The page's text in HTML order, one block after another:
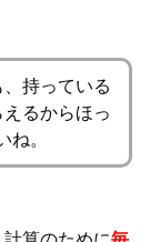
持っている
るからほっ
。